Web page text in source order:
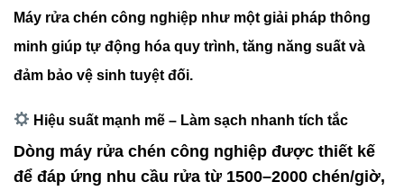
Máy rửa chén công nghiệp như một giải pháp thông
minh giúp tự động hóa quy trình, tăng năng suất và
đảm bảo vệ sinh tuyệt đối.
Hiệu suất mạnh mẽ – Làm sạch nhanhtích tắc
Dòng máy rửa chén công nghiệp được thiết kế
để đáp ứng nhu cầu rửa từ 1500–2000 chén/giờ,